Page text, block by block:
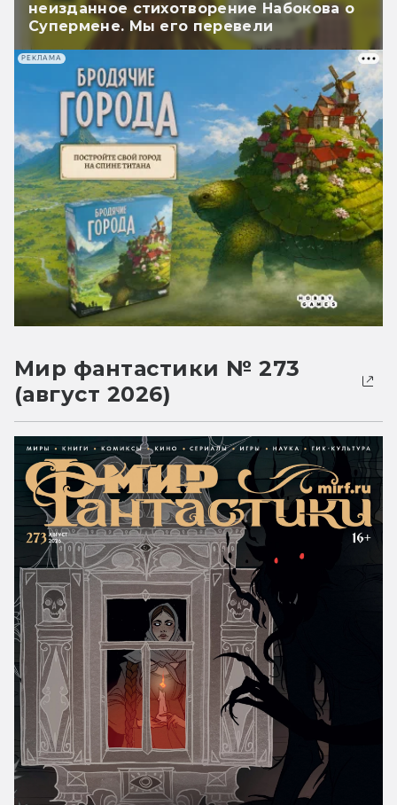
неизданное стихотворение Набокова о
Супермене. Мы его перевели
РЕКЛАМА
Мир фантастики № 273
(август 2026)